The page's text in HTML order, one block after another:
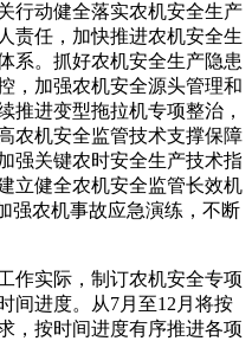
行动健全落实农机安全生产
责任，加快推进农机安全生
系。抓好农机安全生产隐患
，加强农机安全源头管理和
推进变型拖拉机专项整治，
农机安全监管技术支撑保障
强关键农时安全生产技术指
立健全农机安全监管长效机
强农机事故应急演练，不断
作实际，制订农机安全专项
间进度。从7月至12月将按
，按时间进度有序推进各项